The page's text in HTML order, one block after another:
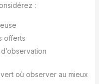
:
offerts
où observer au mieux